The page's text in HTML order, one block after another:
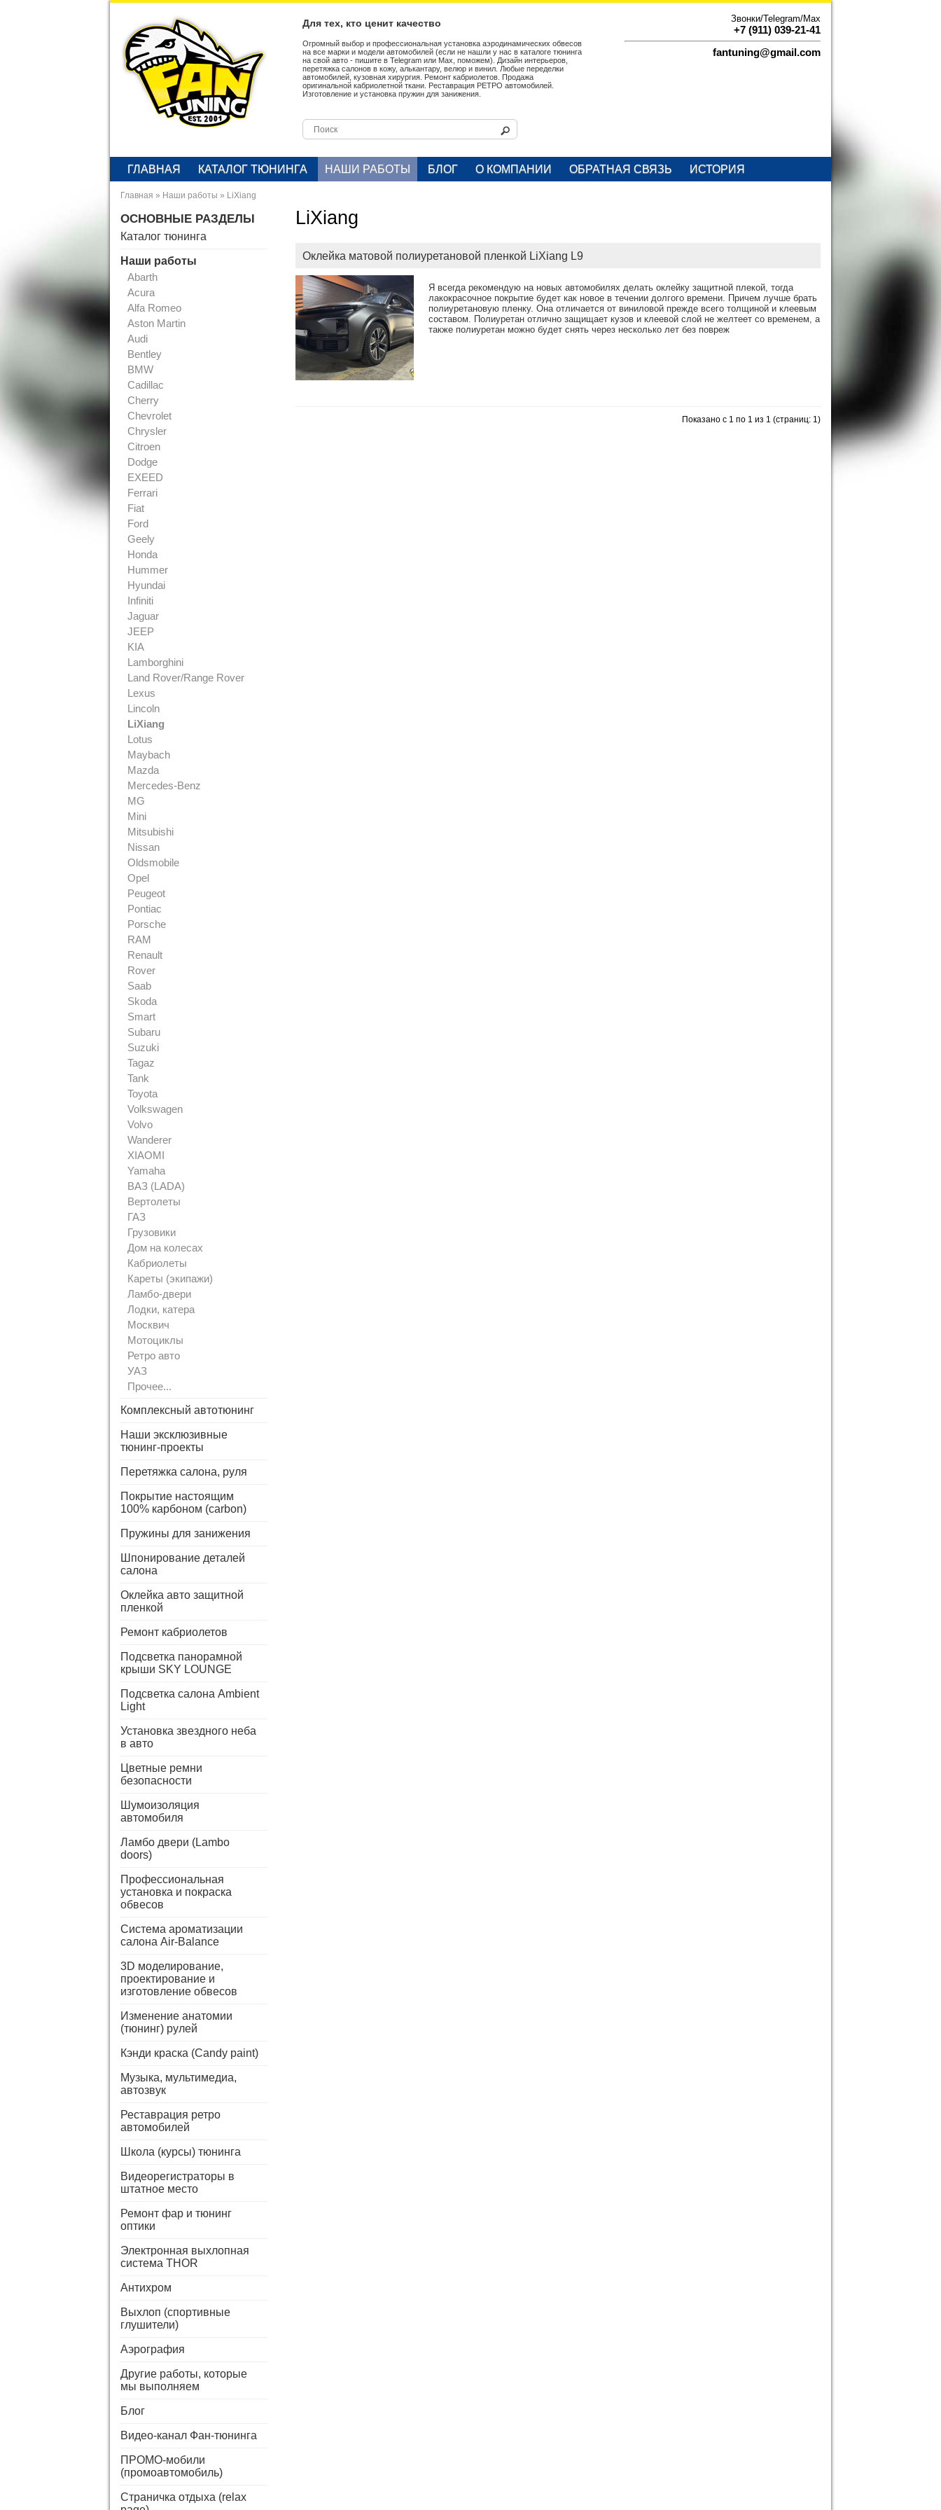
Для тех, кто ценит качество
Огромный выбор и профессиональная установка аэродинамических обвесов
на все марки и модели автомобилей (если не нашли у нас в каталоге тюнинга
на свой авто - пишите в Telegram или Max, поможем). Дизайн интерьеров,
перетяжка салонов в кожу, алькантару, велюр и винил. Любые переделки
автомобилей, кузовная хирургия. Ремонт кабриолетов. Продажа
оригинальной кабриолетной ткани. Реставрация РЕТРО автомобилей.
Изготовление и установка пружин для занижения.
Звонки/Telegram/Max
+7 (911) 039-21-41
fantuning@gmail.com
ГЛАВНАЯ КАТАЛОГ ТЮНИНГА НАШИ РАБОТЫ БЛОГ О КОМПАНИИ ОБРАТНАЯ СВЯЗЬ ИСТОРИЯ
Главная » Наши работы » LiXiang
ОСНОВНЫЕ РАЗДЕЛЫ
Каталог тюнинга
Наши работы
Abarth
Acura
Alfa Romeo
Aston Martin
Audi
Bentley
BMW
Cadillac
Cherry
Chevrolet
Chrysler
Citroen
Dodge
EXEED
Ferrari
Fiat
Ford
Geely
Honda
Hummer
Hyundai
Infiniti
Jaguar
JEEP
KIA
Lamborghini
Land Rover/Range Rover
Lexus
Lincoln
LiXiang
Lotus
Maybach
Mazda
Mercedes-Benz
MG
Mini
Mitsubishi
Nissan
Oldsmobile
Opel
Peugeot
Pontiac
Porsche
RAM
Renault
Rover
Saab
Skoda
Smart
Subaru
Suzuki
Tagaz
Tank
Toyota
Volkswagen
Volvo
Wanderer
XIAOMI
Yamaha
ВАЗ (LADA)
Вертолеты
ГАЗ
Грузовики
Дом на колесах
Кабриолеты
Кареты (экипажи)
Ламбо-двери
Лодки, катера
Москвич
Мотоциклы
Ретро авто
УАЗ
Прочее...
Комплексный автотюнинг
Наши эксклюзивные
тюнинг-проекты
Перетяжка салона, руля
Покрытие настоящим
100% карбоном (carbon)
Пружины для занижения
Шпонирование деталей
салона
Оклейка авто защитной
пленкой
Ремонт кабриолетов
Подсветка панорамной
крыши SKY LOUNGE
Подсветка салона Ambient
Light
Установка звездного неба
в авто
Цветные ремни
безопасности
Шумоизоляция
автомобиля
Ламбо двери (Lambo
doors)
Профессиональная
установка и покраска
обвесов
Система ароматизации
салона Air-Balance
3D моделирование,
проектирование и
изготовление обвесов
Изменение анатомии
(тюнинг) рулей
Кэнди краска (Candy paint)
Музыка, мультимедиа,
автозвук
Реставрация ретро
автомобилей
Школа (курсы) тюнинга
Видеорегистраторы в
штатное место
Ремонт фар и тюнинг
оптики
Электронная выхлопная
система THOR
Антихром
Выхлоп (спортивные
глушители)
Аэрография
Другие работы, которые
мы выполняем
Блог
Видео-канал Фан-тюнинга
ПРОМО-мобили
(промоавтомобиль)
Страничка отдыха (relax
LiXiang
Оклейка матовой полиуретановой пленкой LiXiang L9
Я всегда рекомендую на новых автомобилях делать оклейку защитной плекой, тогда
лакокрасочное покрытие будет как новое в течении долгого времени. Причем лучше брать
полиуретановую пленку. Она отличается от виниловой прежде всего толщиной и клеевым
составом. Полиуретан отлично защищает кузов и клеевой слой не желтеет со временем, а
также полиуретан можно будет снять через несколько лет без повреж
Показано с 1 по 1 из 1 (страниц: 1)